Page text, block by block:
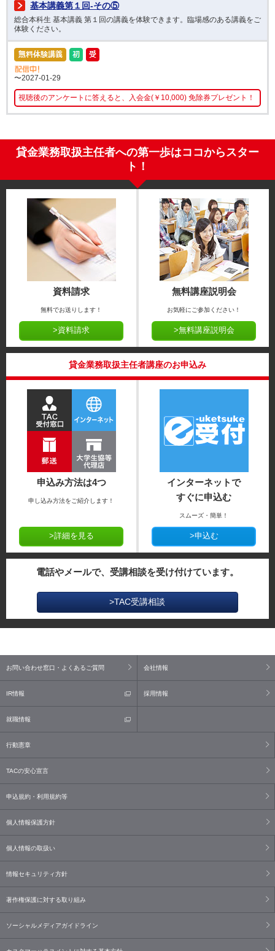
基本講義第１回-その⑤
総合本科生 基本講義 第１回の講義を体験できます。臨場感のある講義をご
体験ください。
〜2027-01-29
視聴後のアンケートに答えると、入会金(￥10,000) 免除券プレゼント！
貸金業務取扱主任者への第一歩はココからスター
ト！
資料請求
無料でお送りします！
>資料請求
無料講座説明会
お気軽にご参加ください！
>無料講座説明会
貸金業務取扱主任者講座のお申込み
申込み方法は4つ
申し込み方法をご紹介します！
>詳細を見る
インターネットで
すぐに申込む
スムーズ・簡単！
>申込む
電話やメールで、受講相談を受け付けています。
>TAC受講相談
お問い合わせ窓口・よくあるご質問 会社情報
IR情報 採用情報
就職情報
行動憲章
TACの安心宣言
申込規約・利用規約等
個人情報保護方針
個人情報の取扱い
情報セキュリティ方針
著作権保護に対する取り組み
ソーシャルメディアガイドライン